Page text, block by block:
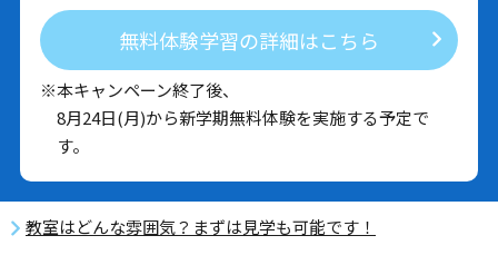
無料体験学習の詳細はこちら
※本キャンペーン終了後、
8月24日(月)から新学期無料体験を実施する予定で
す。
教室はどんな雰囲気？まずは見学も可能です！